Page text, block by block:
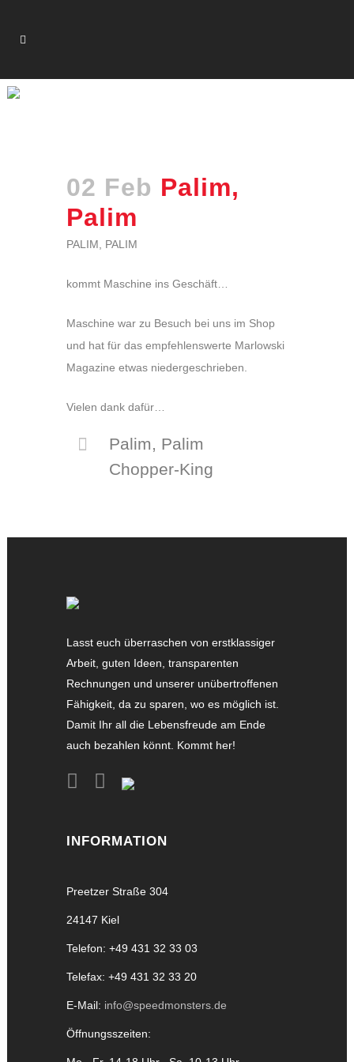
02 Feb Palim,
Palim
PALIM, PALIM
kommt Maschine ins Geschäft…
Maschine war zu Besuch bei uns im Shop
und hat für das empfehlenswerte Marlowski
Magazine etwas niedergeschrieben.
Vielen dank dafür…
Palim, Palim
Chopper-King
Lasst euch überraschen von erstklassiger
Arbeit, guten Ideen, transparenten
Rechnungen und unserer unübertroffenen
Fähigkeit, da zu sparen, wo es möglich ist.
Damit Ihr all die Lebensfreude am Ende
auch bezahlen könnt. Kommt her!
INFORMATION
Preetzer Straße 304
24147 Kiel
Telefon: +49 431 32 33 03
Telefax: +49 431 32 33 20
E-Mail: info@speedmonsters.de
Öffnungsszeiten: